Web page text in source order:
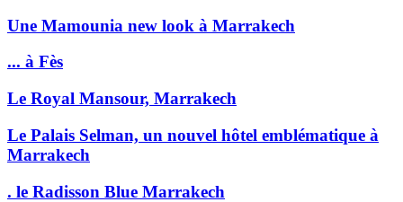
Une Mamounia new look à Marrakech
... à Fès
Le Royal Mansour, Marrakech
Le Palais Selman, un nouvel hôtel emblématique à
Marrakech
. le Radisson Blue Marrakech